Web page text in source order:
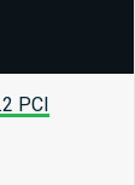
PCI